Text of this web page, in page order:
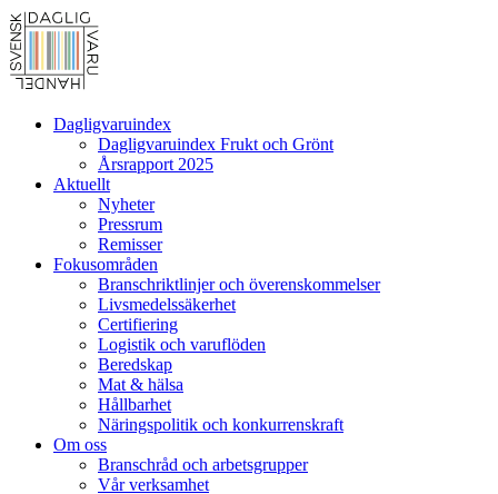
Dagligvaruindex
Dagligvaruindex Frukt och Grönt
Årsrapport 2025
Aktuellt
Nyheter
Pressrum
Remisser
Fokusområden
Branschriktlinjer och överenskommelser
Livsmedelssäkerhet
Certifiering
Logistik och varuflöden
Beredskap
Mat & hälsa
Hållbarhet
Näringspolitik och konkurrenskraft
Om oss
Branschråd och arbetsgrupper
Vår verksamhet